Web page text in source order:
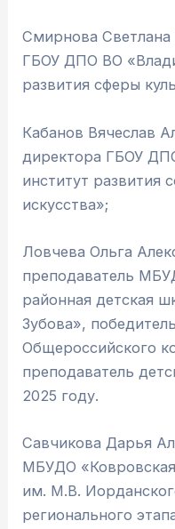
Смирнова Светлана
ГБОУ ДПО ВО
развития сферы
Кабанов Вячеслав
директора ГБОУ
институт развития
искусства»;
Ловчева Ольга
преподаватель
районная детская
Зубова»,
Общероссийского
преподаватель
2025 году.
Савчикова Дарья
МБУДО «Ковровская
им. М.В.
регионального